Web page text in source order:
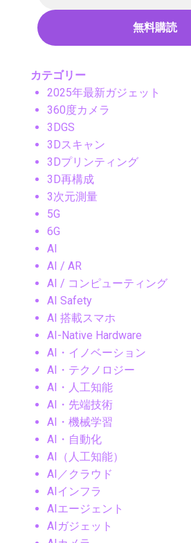
カテゴリー
2025年最新ガジェット
360度カメラ
3DGS
3Dスキャン
3Dプリンティング
3D再構成
3次元測量
5G
6G
AI
AI / AR
AI / コンピューティング
AI Safety
AI 搭載スマホ
AI-Native Hardware
AI・イノベーション
AI・テクノロジー
AI・人工知能
AI・先端技術
AI・機械学習
AI・自動化
AI（人工知能）
AI／クラウド
AIインフラ
AIエージェント
AIガジェット